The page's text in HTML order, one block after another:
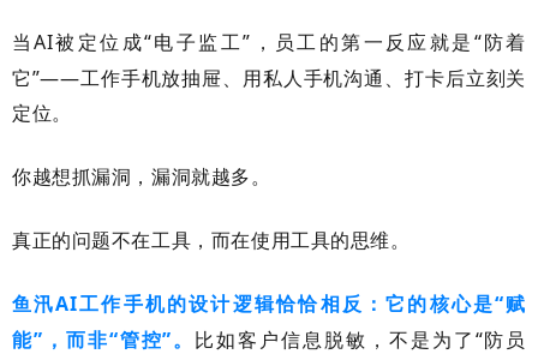
当AI被定位成“电子监工”，员工的第一反应就是“防着
它”——工作手机放抽屉、用私人手机沟通、打卡后立刻关
定位。
你越想抓漏洞，漏洞就越多。
真正的问题不在工具，而在使用工具的思维。
鱼汛AI工作手机的设计逻辑恰恰相反：它的核心是“赋
能”，而非“管控”。 比如客户信息脱敏，不是为了“防员